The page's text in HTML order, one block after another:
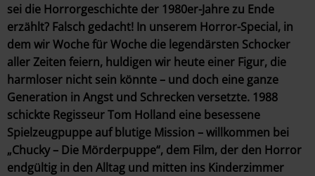
sei die Horrorgeschichte der 1980er-Jahre zu Ende
erzählt? Falsch gedacht! In unserem Horror-Special, in
dem wir Woche für Woche die legendärsten Schocker
aller Zeiten feiern, huldigen wir heute einer Figur, die
harmloser nicht sein könnte – und doch eine ganze
Generation in Angst und Schrecken versetzte. 1988
schickte Regisseur Tom Holland eine besessene
Spielzeugpuppe auf blutige Mission – willkommen bei
„Chucky – Die Mörderpuppe“, dem Film, der den Horror
endgültig in den Alltag und mitten ins Kinderzimmer